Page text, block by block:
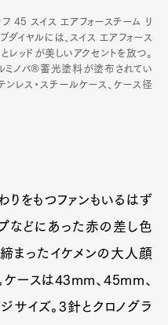
45 スイス エアフォースチーム リ
ダイヤルには、スイス エアフォース
ッドが美しいアクセントを放つ。
ミノバ®蓄光塗料が塗布されてい
ンレス・スチールケース、ケース径
をもつファンもいるはず
などにあった赤の差し色
締まったイケメンの大人顔
ースは43mm、45mm、
イズ。3針とクロノグラ